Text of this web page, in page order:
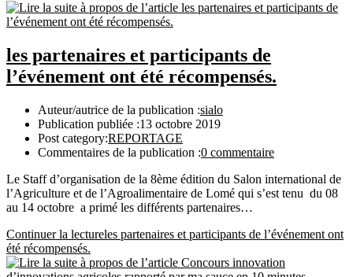
les partenaires et participants de
l’événement ont été récompensés.
Auteur/autrice de la publication :sialo
Publication publiée :13 octobre 2019
Post category:REPORTAGE
Commentaires de la publication :0 commentaire
Le Staff d’organisation de la 8ème édition du Salon international de
l’Agriculture et de l’Agroalimentaire de Lomé qui s’est tenu du 08
au 14 octobre a primé les différents partenaires…
Continuer la lectureles partenaires et participants de l’événement ont
été récompensés.